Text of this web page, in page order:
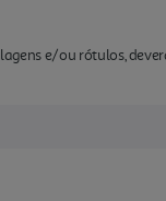
e/ou rótulos,